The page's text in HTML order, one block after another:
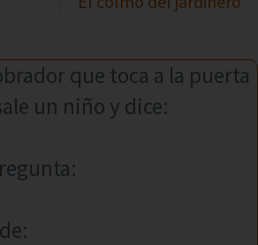
que toca a la puerta
un niño y dice: